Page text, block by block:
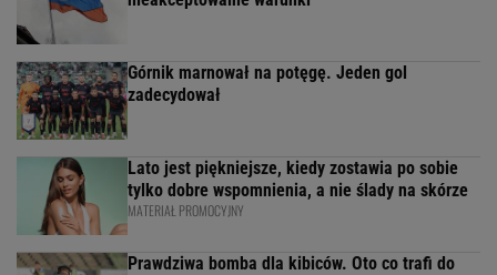
Górnik marnował na potęgę. Jeden gol
zadecydował
Lato jest piękniejsze, kiedy zostawia po sobie
tylko dobre wspomnienia, a nie ślady na skórze
MATERIAŁ PROMOCYJNY
Prawdziwa bomba dla kibiców. Oto co trafi do